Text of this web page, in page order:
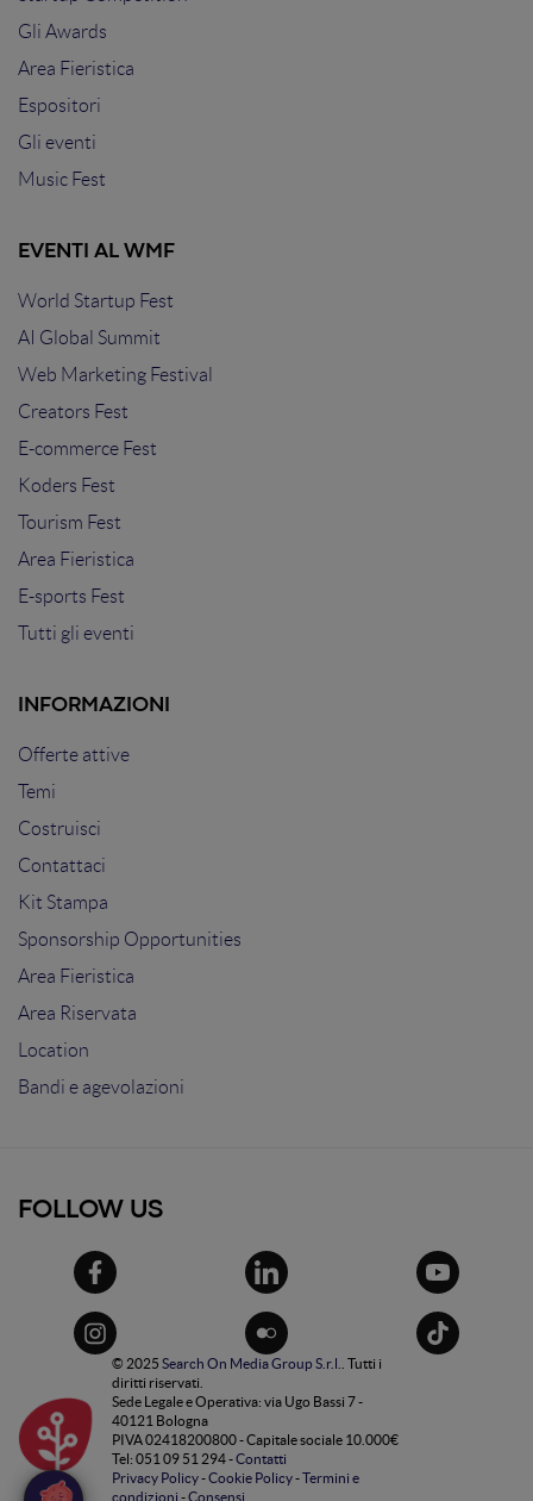
Gli Awards
Area Fieristica
Espositori
Gli eventi
Music Fest
EVENTI AL WMF
World Startup Fest
AI Global Summit
Web Marketing Festival
Creators Fest
E-commerce Fest
Koders Fest
Tourism Fest
Area Fieristica
E-sports Fest
Tutti gli eventi
INFORMAZIONI
Offerte attive
Temi
Costruisci
Contattaci
Kit Stampa
Sponsorship Opportunities
Area Fieristica
Area Riservata
Location
Bandi e agevolazioni
FOLLOW US
© 2025 Search On Media Group S.r.l.
. Tutti i
diritti riservati.
Sede Legale e Operativa: via Ugo Bassi 7 -
40121 Bologna
PIVA 02418200800 - Capitale sociale 10.000€
Tel: 051 09 51 294 -Contatti
Privacy Policy-Cookie Policy-Termini e
condizioni -Consensi